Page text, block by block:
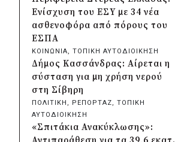
Κρήτης και ΙΤΕ για φοιτητικές
εστίες και υποδομές
πριν από 2 μέρες
Δήμος Μετεώρων:
Ολοκληρώθηκε το νέο τοιχείο
αντιστήριξης στην είσοδο του
Σκεπαρίου
Δήμος Καισαριανής: Καταδίκη
για την απόπειρα
μπλοκαρίσματος φιλικού
Ενίσχυση του ΕΣΥ με 34 νέα
ασθενοφόρα από πόρους του
ΕΣΠΑ
ΚΟΙΝΩΝΙΑ, ΤΟΠΙΚΗ ΑΥΤΟΔΙΟΙΚΗΣΗ
Δήμος Κασσάνδρας: Αίρεται η
σύσταση για μη χρήση νερού
στη Σίβηρη
ΠΟΛΙΤΙΚΗ , ΡΕΠΟΡΤΑΖ, ΤΟΠΙΚΗ
ΑΥΤΟΔΙΟΙΚΗΣΗ
«Σπιτάκια Ανακύκλωσης»: